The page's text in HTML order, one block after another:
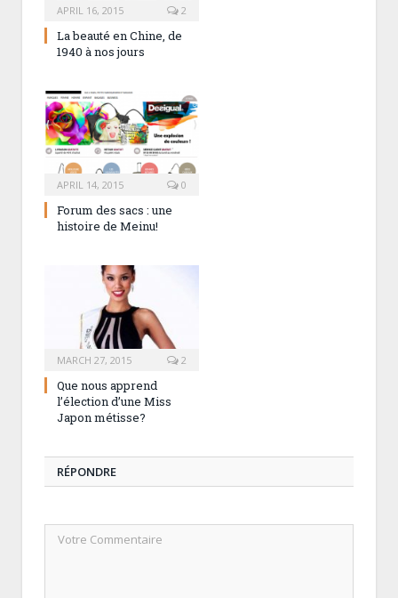
APRIL 16, 2015 2
La beauté en Chine, de
1940 à nos jours
APRIL 14, 2015 0
Forum des sacs : une
histoire de Meinu!
MARCH 27, 2015 2
Que nous apprend
l’élection d’une Miss
Japon métisse?
RÉPONDRE